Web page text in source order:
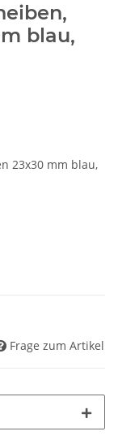
blau,
23x30 mm blau,
Frage zum Artikel